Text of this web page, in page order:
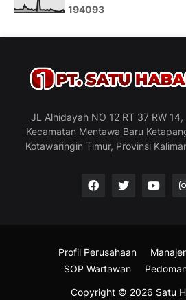
194093
JL Alhidayah NO 12 RT 37 RW
Kecamatan Mentawa Baru
Kotawaringin Timur, Provinsi
Copyright © 2026 Satu
Profil Perusahaan
SOP Wartawan